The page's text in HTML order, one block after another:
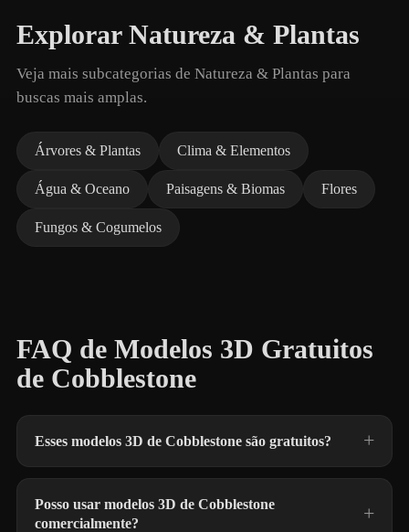
Explorar Natureza & Plantas
Veja mais subcategorias de Natureza & Plantas para
buscas mais amplas.
Árvores & Plantas Clima & Elementos
Água & Oceano Paisagens & Biomas Flores
Fungos & Cogumelos
FAQ de Modelos 3D Gratuitos
de Cobblestone
Esses modelos 3D de Cobblestone são gratuitos?
Posso usar modelos 3D de Cobblestone
comercialmente?